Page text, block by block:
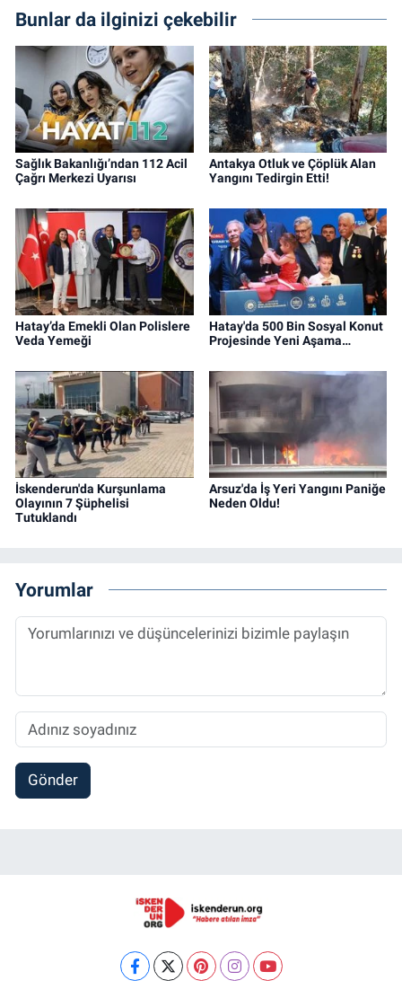
Bunlar da ilginizi çekebilir
Sağlık Bakanlığı’ndan 112 Acil
Çağrı Merkezi Uyarısı
Antakya Otluk ve Çöplük Alan
Yangını Tedirgin Etti!
Hatay’da Emekli Olan Polislere
Veda Yemeği
Hatay'da 500 Bin Sosyal Konut
Projesinde Yeni Aşama…
İskenderun'da Kurşunlama
Olayının 7 Şüphelisi
Tutuklandı
Arsuz'da İş Yeri Yangını Paniğe
Neden Oldu!
Yorumlar
Gönder